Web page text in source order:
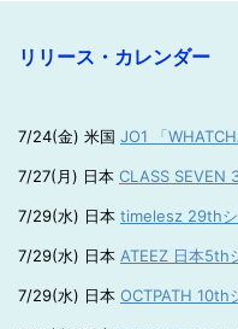
リリース・カレンダー
7/24(金) 米国 JO1 「
7/27(月) 日本 CLASS SEVEN
7/29(水) 日本 timelesz 29thシ
7/29(水) 日本 ATEEZ 日本5th
7/29(水) 日本 OCTPATH 10th